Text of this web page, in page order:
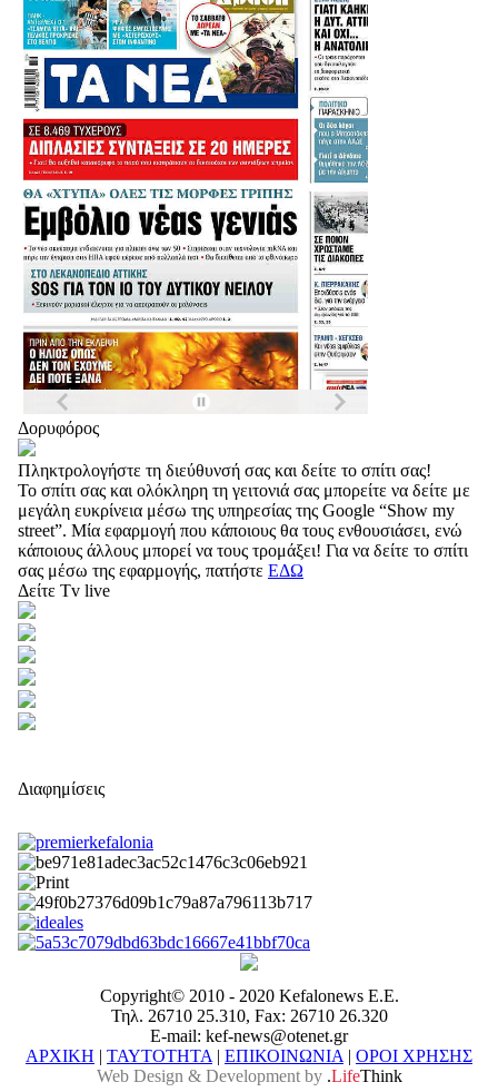
Δορυφόρος
Πληκτρολογήστε τη διεύθυνσή σας και δείτε το σπίτι σας!
Το σπίτι σας και ολόκληρη τη γειτονιά σας μπορείτε να δείτε με
μεγάλη ευκρίνεια μέσω της υπηρεσίας της Google “Show my
street”. Μία εφαρμογή που κάποιους θα τους ενθουσιάσει, ενώ
κάποιους άλλους μπορεί να τους τρομάξει! Για να δείτε το σπίτι
σας μέσω της εφαρμογής, πατήστε ΕΔΩ
Δείτε Tv live
Διαφημίσεις
Copyright© 2010 - 2020 Kefalonews Ε.E.
Τηλ. 26710 25.310, Fax: 26710 26.320
E-mail: kef-news@otenet.gr
ΑΡΧΙΚΗ | ΤΑΥΤΟΤΗΤΑ | ΕΠΙΚΟΙΝΩΝΙΑ | ΟΡΟΙ ΧΡΗΣΗΣ
Web Design & Development by .LifeThink